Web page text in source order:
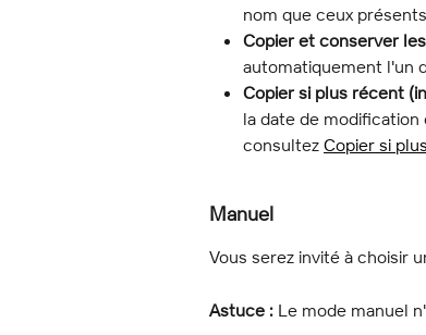
nom que ceux
Copier et conserver
automatiquement l'un
Copier si plus récent
la date de modification
consultez Copier si
Manuel
Vous serez invité à choisir
Astuce : Le mode manuel